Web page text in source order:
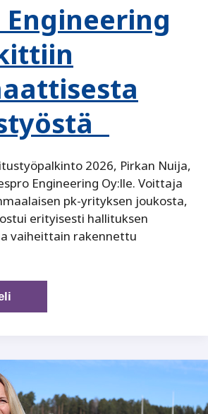
Engineering
2026, Pirkan Nuija,
Engineering Oy:lle. Voittaja
pk-yrityksen joukosta,
erityisesti hallituksen
vaiheittain rakennettu